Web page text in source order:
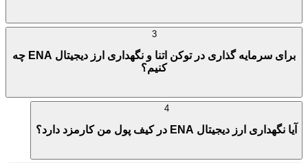
برای سرمایه گذاری در توکن اتنا و نگهداری ارز دیجیتال ENA چه
کنیم؟
آیا نگهداری ارز دیجیتال ENA در کیف پول من کارمزد دارد؟